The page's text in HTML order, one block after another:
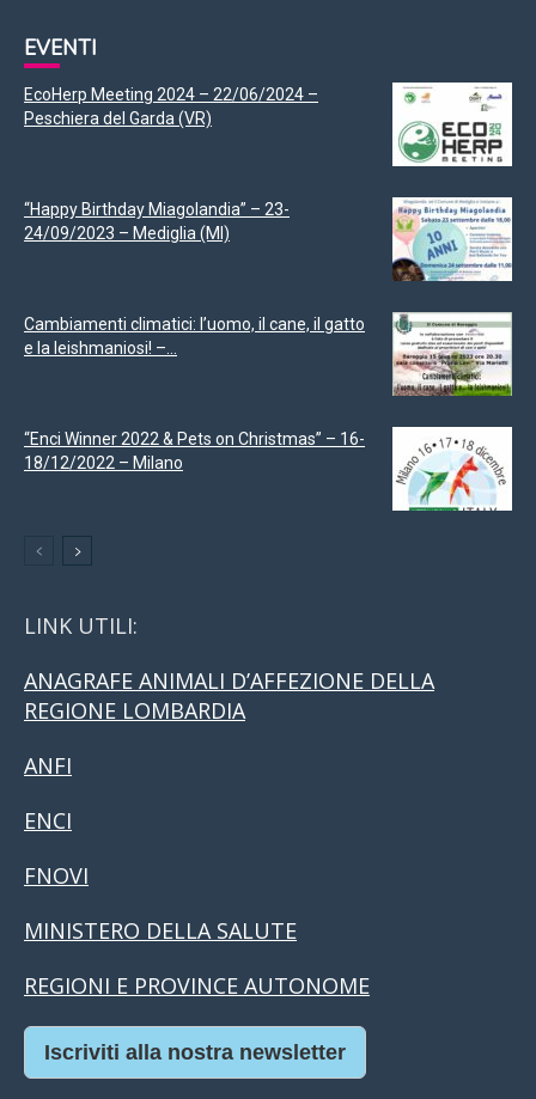
EVENTI
EcoHerp Meeting 2024 – 22/06/2024 –
Peschiera del Garda (VR)
“Happy Birthday Miagolandia” – 23-
24/09/2023 – Mediglia (MI)
Cambiamenti climatici: l’uomo, il cane, il gatto
e la leishmaniosi! –...
“Enci Winner 2022 & Pets on Christmas” – 16-
18/12/2022 – Milano
LINK UTILI:
ANAGRAFE ANIMALI D’AFFEZIONE DELLA
REGIONE LOMBARDIA
ANFI
ENCI
FNOVI
MINISTERO DELLA SALUTE
REGIONI E PROVINCE AUTONOME
Iscriviti alla nostra newsletter